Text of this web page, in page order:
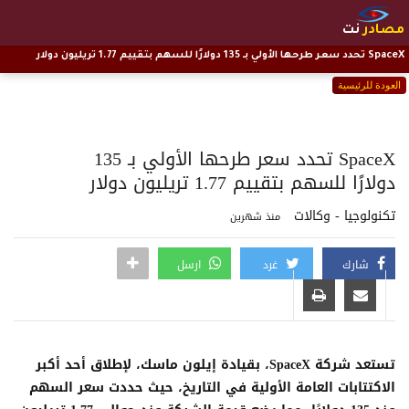
مصادرنت
العودة للرئيسية
SpaceX تحدد سعر طرحها الأولي بـ 135 دولارًا للسهم بتقييم 1.77 تريليون دولار